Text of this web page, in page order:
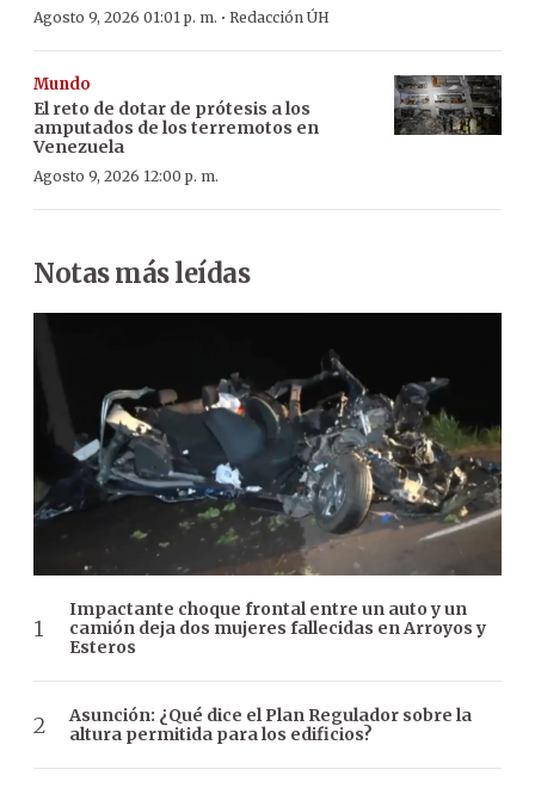
Agosto 9, 2026 01:01 p. m. · Redacción ÚH
Mundo
El reto de dotar de prótesis a los
amputados de los terremotos en
Venezuela
Agosto 9, 2026 12:00 p. m.
Notas más leídas
Impactante choque frontal entre un auto y un
camión deja dos mujeres fallecidas en Arroyos y
Esteros
Asunción: ¿Qué dice el Plan Regulador sobre la
altura permitida para los edificios?